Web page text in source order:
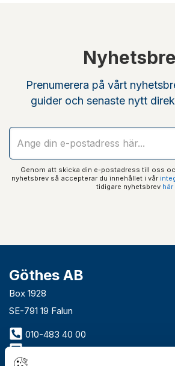
Prenumerera på vårt
guider och senaste nytt
Genom att skicka din e-postadress till oss
nyhetsbrev så accepterar du innehållet i vår
tidigare nyhetsbrev här
Göthes AB
Box 1928
SE-791 19 Falun
010-483 40 00
info@gothes.se